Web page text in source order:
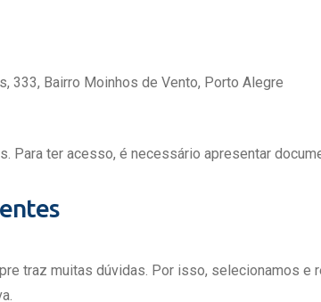
333, Bairro Moinhos de Vento, Porto Alegre
Para ter acesso, é necessário apresentar
traz muitas dúvidas. Por isso, selecionamos